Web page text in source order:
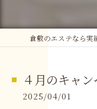
４月のキャ
2025/04/01